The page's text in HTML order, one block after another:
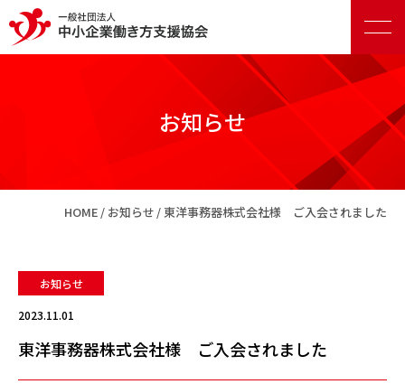
お知らせ
HOME お知らせ 東洋事務器株式会社様 ご入会されました
お知らせ
2023.11.01
東洋事務器株式会社様 ご入会されました